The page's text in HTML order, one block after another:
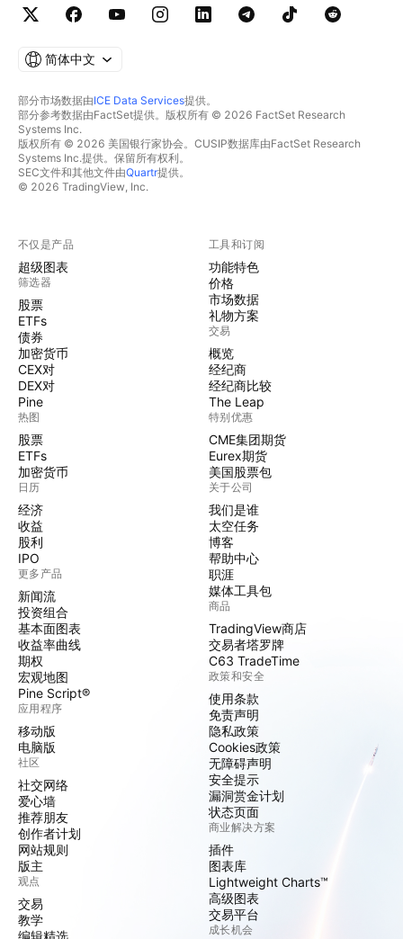
简体中文
部分市场数据由ICE Data Services提供。
部分参考数据由FactSet提供。版权所有 © 2026 FactSet Research
Systems Inc.
版权所有 © 2026 美国银行家协会。CUSIP数据库由FactSet Research
Systems Inc.提供。保留所有权利。
SEC文件和其他文件由Quartr提供。
© 2026 TradingView, Inc.
不仅是产品
超级图表
筛选器
股票
ETFs
债券
加密货币
CEX对
DEX对
Pine
热图
股票
ETFs
加密货币
日历
经济
收益
股利
IPO
更多产品
新闻流
投资组合
基本面图表
收益率曲线
期权
宏观地图
Pine Script®
应用程序
移动版
电脑版
社区
社交网络
爱心墙
推荐朋友
创作者计划
网站规则
版主
观点
交易
教学
编辑精选
工具和订阅
功能特色
价格
市场数据
礼物方案
交易
概览
经纪商
经纪商比较
The Leap
特别优惠
CME集团期货
Eurex期货
美国股票包
关于公司
我们是谁
太空任务
博客
帮助中心
职涯
媒体工具包
商品
TradingView商店
交易者塔罗牌
C63 TradeTime
政策和安全
使用条款
免责声明
隐私政策
Cookies政策
无障碍声明
安全提示
漏洞赏金计划
状态页面
商业解决方案
插件
图表库
Lightweight Charts™
高级图表
交易平台
成长机会